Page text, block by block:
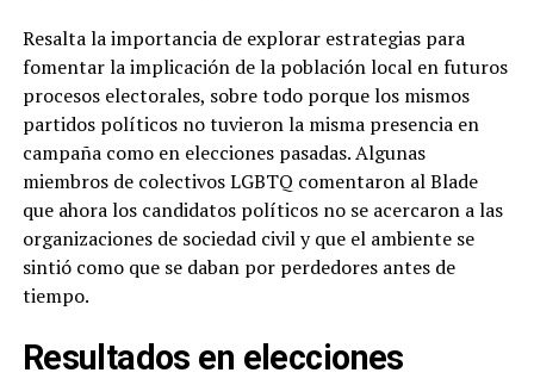
Resalta la importancia de explorar estrategias para
fomentar la implicación de la población local en futuros
procesos electorales, sobre todo porque los mismos
partidos políticos no tuvieron la misma presencia en
campaña como en elecciones pasadas. Algunas
miembros de colectivos LGBTQ comentaron al Blade
que ahora los candidatos políticos no se acercaron a las
organizaciones de sociedad civil y que el ambiente se
sintió como que se daban por perdedores antes de
tiempo.
Resultados en elecciones